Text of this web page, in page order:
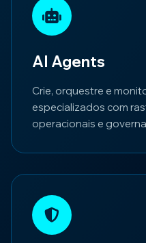
AI Agents
Crie, orquestre e
especializados com
operacionais e